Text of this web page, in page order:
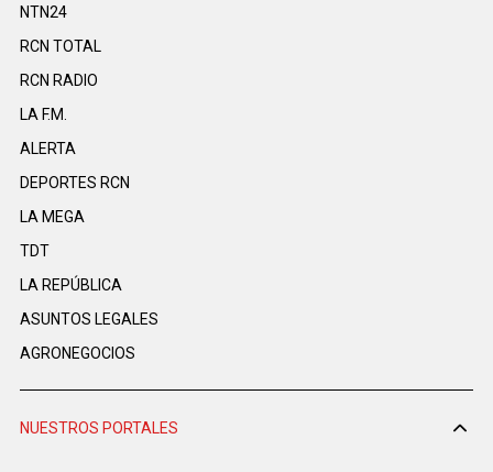
NTN24
RCN TOTAL
RCN RADIO
LA F.M.
ALERTA
DEPORTES RCN
LA MEGA
TDT
LA REPÚBLICA
ASUNTOS LEGALES
AGRONEGOCIOS
NUESTROS PORTALES